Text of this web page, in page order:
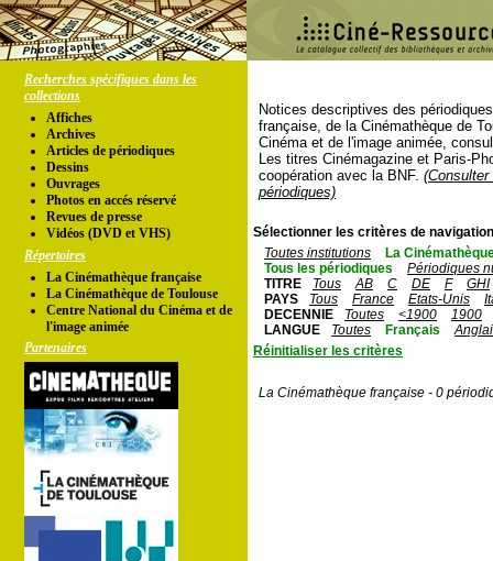
Recherches spécifiques dans les
collections
Affiches
Archives
Articles de périodiques
Dessins
Ouvrages
Photos en accés réservé
Revues de presse
Vidéos (DVD et VHS)
Répertoires
La Cinémathèque française
La Cinémathèque de Toulouse
Centre National du Cinéma et de
l'image animée
Partenaires
Notices descriptives des
française, de la Cinémathèque de
Cinéma et de l'image animée,
Les titres Cinémagazine et Paris-
coopération avec la BNF.
périodiques)
Sélectionner les critères de
Toutes institutions
La
Tous les périodiques
Périodiques
TITRE
Tous AB C DE F
GHI
PAYS
Tous France Etats-Unis
DECENNIE
Toutes <1900
1900
LANGUE
Toutes Français
Réinitialiser les critères
La Cinémathèque française - 0